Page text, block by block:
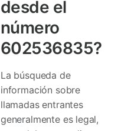
desde el
número
602536835?
La búsqueda de
información sobre
llamadas entrantes
generalmente es legal,